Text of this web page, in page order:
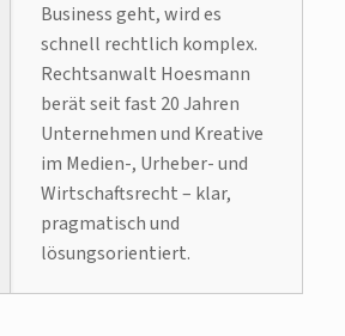
Business geht, wird es
schnell rechtlich komplex.
Rechtsanwalt Hoesmann
berät seit fast 20 Jahren
Unternehmen und Kreative
im Medien-, Urheber- und
Wirtschaftsrecht – klar,
pragmatisch und
lösungsorientiert.